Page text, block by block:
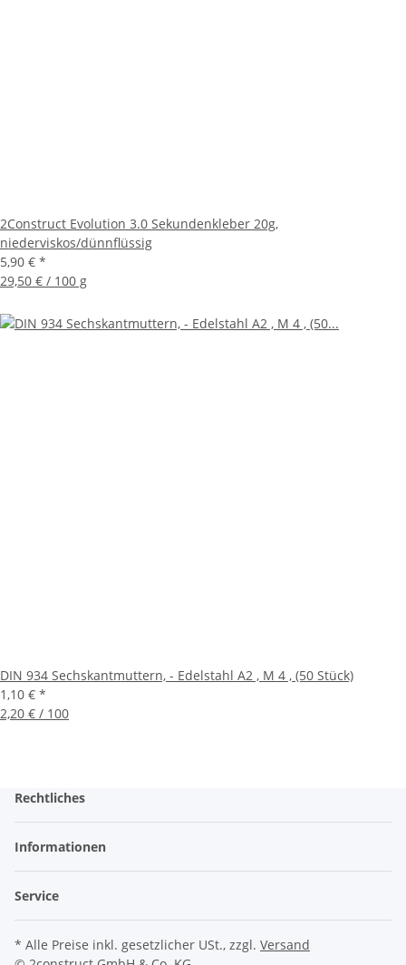
2Construct Evolution 3.0 Sekundenkleber 20g,
niederviskos/dünnflüssig
5,90 € *
29,50 € / 100 g
DIN 934 Sechskantmuttern, - Edelstahl A2 , M 4 , (50 Stück)
1,10 € *
2,20 € / 100
Rechtliches
Informationen
Service
* Alle Preise inkl. gesetzlicher USt., zzgl. Versand